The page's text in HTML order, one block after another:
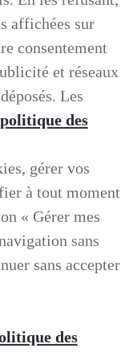
DEDIEES
affichées sur
consentement
et réseaux
Les
des
gérer vos
à tout moment
« Gérer mes
sans
sans accepter
des